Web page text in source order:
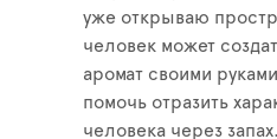
уже открываю
человек может
аромат своими
помочь отразить
человека через запах.